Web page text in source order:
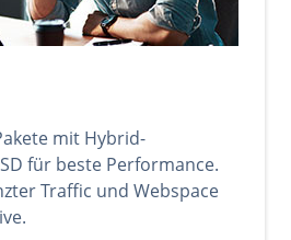
mit Hybrid-
für beste Performance.
Traffic und Webspace